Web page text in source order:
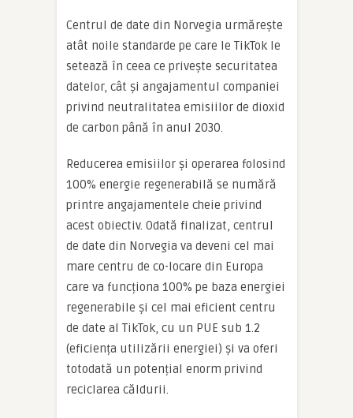
Centrul de date din Norvegia urmărește
atât noile standarde pe care le TikTok le
setează în ceea ce privește securitatea
datelor, cât și angajamentul companiei
privind neutralitatea emisiilor de dioxid
de carbon până în anul 2030.
Reducerea emisiilor și operarea folosind
100% energie regenerabilă se numără
printre angajamentele cheie privind
acest obiectiv. Odată finalizat, centrul
de date din Norvegia va deveni cel mai
mare centru de co-locare din Europa
care va funcționa 100% pe baza energiei
regenerabile și cel mai eficient centru
de date al TikTok, cu un PUE sub 1.2
(eficiența utilizării energiei) și va oferi
totodată un potențial enorm privind
reciclarea căldurii.